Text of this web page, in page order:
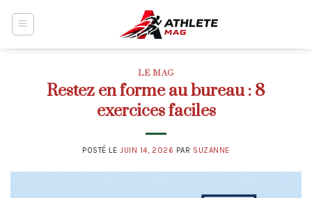
LE MAG
Restez en forme au bureau : 8
exercices faciles
POSTÉ LEJUIN 14, 2026 PAR SUZANNE